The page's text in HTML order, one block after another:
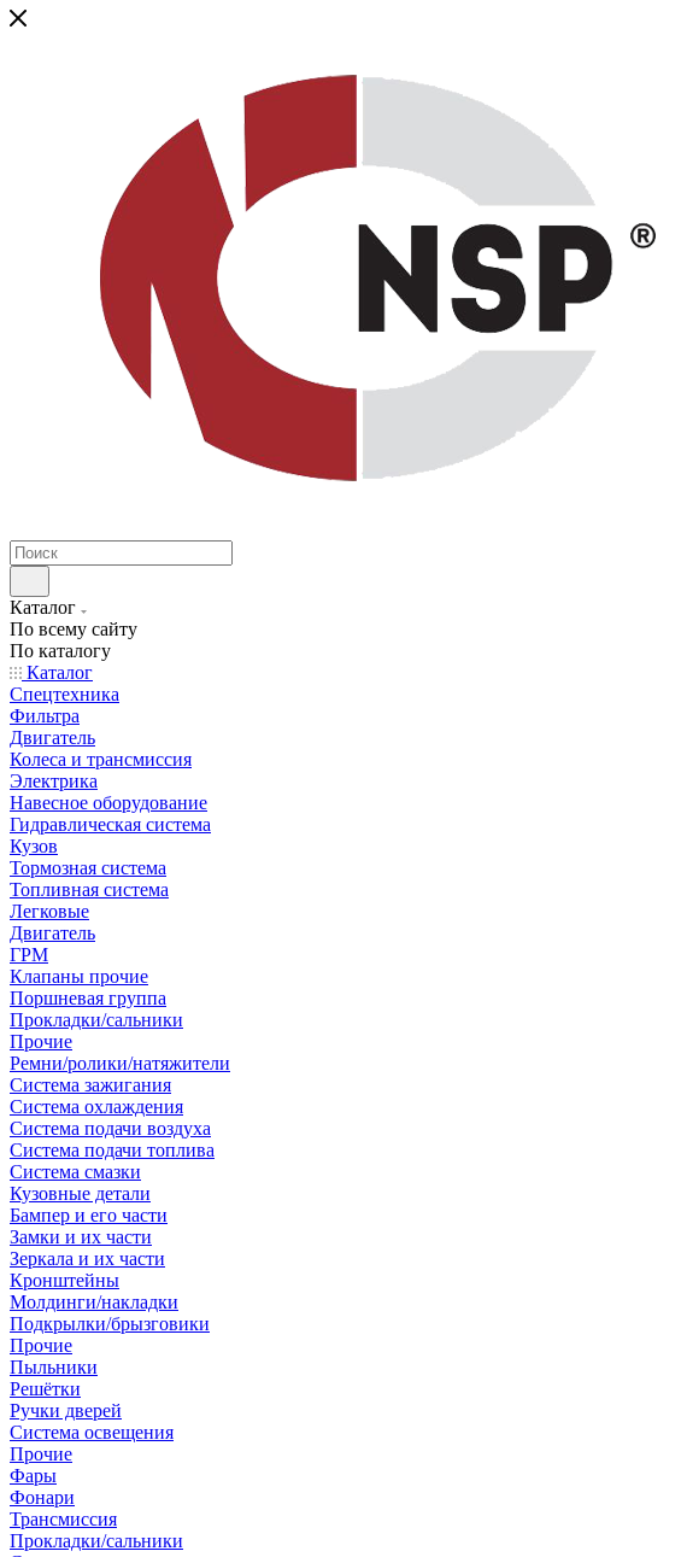
Каталог
По всему сайту
По каталогу
Каталог
Спецтехника
Фильтра
Двигатель
Колеса и трансмиссия
Электрика
Навесное оборудование
Гидравлическая система
Кузов
Тормозная система
Топливная система
Легковые
Двигатель
ГРМ
Клапаны прочие
Поршневая группа
Прокладки/сальники
Прочие
Ремни/ролики/натяжители
Система зажигания
Система охлаждения
Система подачи воздуха
Система подачи топлива
Система смазки
Кузовные детали
Бампер и его части
Замки и их части
Зеркала и их части
Кронштейны
Молдинги/накладки
Подкрылки/брызговики
Прочие
Пыльники
Решётки
Ручки дверей
Система освещения
Прочие
Фары
Фонари
Трансмиссия
Прокладки/сальники